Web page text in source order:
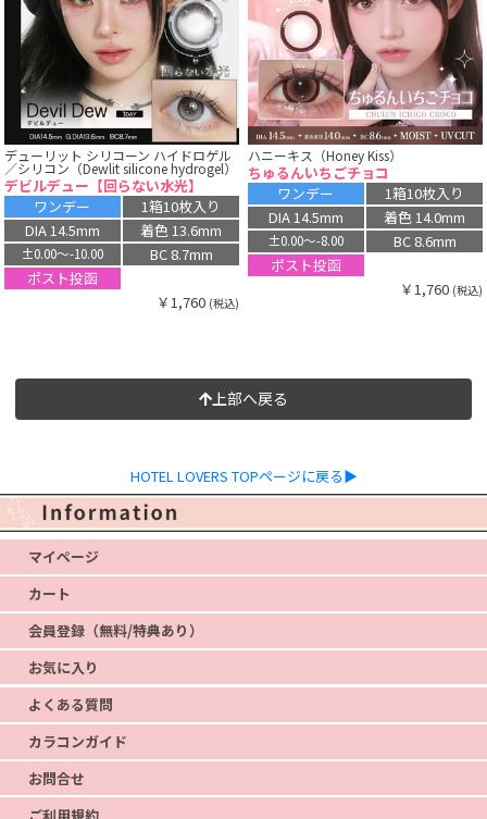
デューリット シリコーン ハイドロゲル
／シリコン（Dewlit silicone hydrogel）
デビルデュー【回らない水光】
ワンデー
1箱10枚入り
DIA 14.5mm
着色 13.6mm
±0.00〜-10.00
BC 8.7mm
ポスト投函
￥1,760 (税込)
ハニーキス（Honey Kiss）
ちゅるんいちごチョコ
ワンデー
1箱10枚入り
DIA 14.5mm
着色 14.0mm
±0.00〜-8.00
BC 8.6mm
ポスト投函
￥1,760 (税込)
上部へ戻る
HOTEL LOVERS TOPページに戻る▶
マイページ
カート
会員登録（無料/特典あり）
お気に入り
よくある質問
カラコンガイド
お問合せ